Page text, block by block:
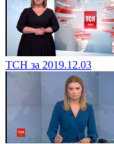
ТСН за 2019.12.03